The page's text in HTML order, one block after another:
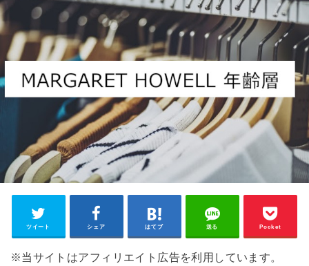
ツイート シェア はてブ 送る Pocket
※当サイトはアフィリエイト広告を利用しています。